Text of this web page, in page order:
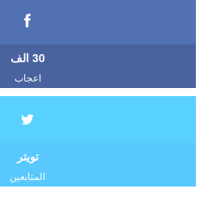
30 الف
اعجاب
تويتر
المتابعين